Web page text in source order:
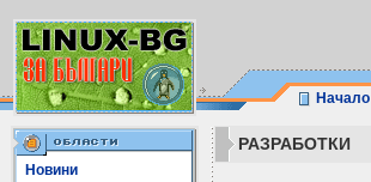
Начало
Новини
РАЗРАБОТКИ